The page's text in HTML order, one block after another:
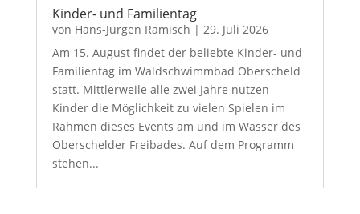
Kinder- und Familientag
von Hans-Jürgen Ramisch | 29. Juli 2026
Am 15. August findet der beliebte Kinder- und
Familientag im Waldschwimmbad Oberscheld
statt. Mittlerweile alle zwei Jahre nutzen
Kinder die Möglichkeit zu vielen Spielen im
Rahmen dieses Events am und im Wasser des
Oberschelder Freibades. Auf dem Programm
stehen...